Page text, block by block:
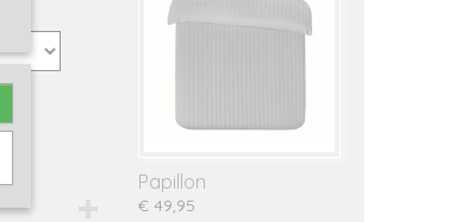
Papillon
€ 49,95